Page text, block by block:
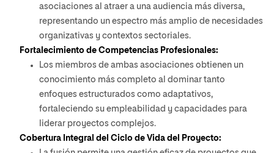
asociaciones al atraer a una audiencia más diversa,
representando un espectro más amplio de necesidades
organizativas y contextos sectoriales.
Fortalecimiento de Competencias Profesionales:
Los miembros de ambas asociaciones obtienen un
conocimiento más completo al dominar tanto
enfoques estructurados como adaptativos,
fortaleciendo su empleabilidad y capacidades para
liderar proyectos complejos.
Cobertura Integral del Ciclo de Vida del Proyecto: